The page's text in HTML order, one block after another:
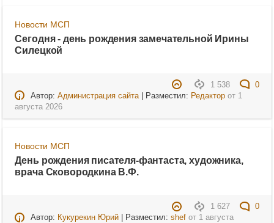
Новости МСП
Сегодня - день рождения замечательной Ирины
Силецкой
1 538
0
Автор: Администрация сайта| Разместил: Редакторот 1
августа 2026
Новости МСП
День рождения писателя-фантаста, художника,
врача Сковородкина В.Ф.
1 627
0
Автор: Кукурекин Юрий| Разместил: shefот 1 августа